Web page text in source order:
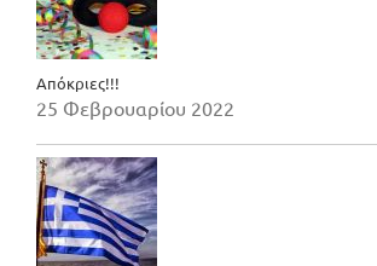
Απόκριες!!!
25 Φεβρουαρίου 2022